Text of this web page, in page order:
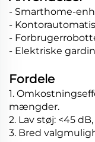
- Smarthome-
-
-
- Elektriske
Fordele
1.
mængder.
2. Lav støj: <45
3. Bred